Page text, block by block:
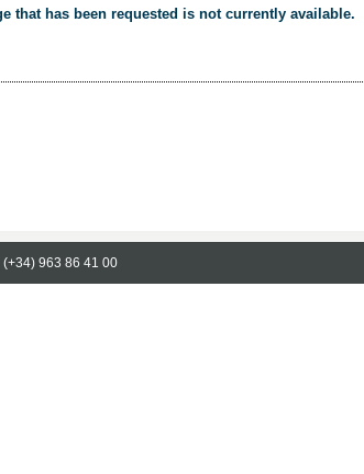
that has been requested is not currently available.
963 86 41 00